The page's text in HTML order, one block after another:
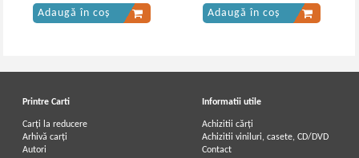
Adaugă în coș Adaugă în coș
Printre Carti
Carți la reducere
Arhivă carți
Autori
Informatii utile
Achizitii cărți
Achizitii viniluri, casete, CD/DVD
Contact